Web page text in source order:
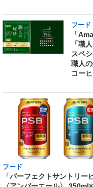
フード
「
「職
スペ
職人
コー
フード
「パーフェクトサントリー